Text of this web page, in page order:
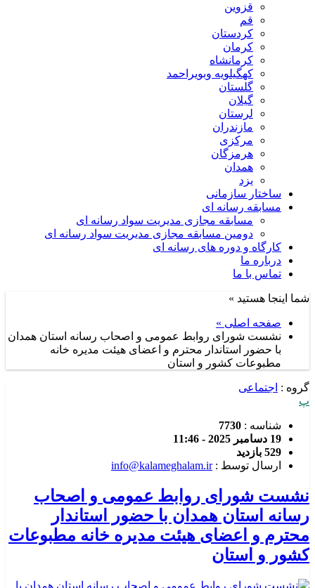
قزوین
قم
کردستان
کرمان
کرمانشاه
کهگیلویه وبویراحمد
گلستان
گیلان
لرستان
مازندران
مرکزی
هرمزگان
همدان
یزد
ساختار سازمانی
مسابقه رسانه ای
مسابقه مجازی مدیریت سواد رسانه ای
دومین مسابقه مجازی مدیریت سواد رسانه ای
کارگاه و دوره های رسانه ای
درباره ما
تماس با ما
شما اینجا هستید »
صفحه اصلی »
نشست شورای روابط عمومی و اصحاب رسانه استان همدان
با حضور استاندار محترم و اعضای هیئت مدیره خانه
مطبوعات کشور و استان
گروه : اجتماعی
پ
شناسه : 7730
19 دسامبر 2025 - 11:46
529 بازدید
ارسال توسط :info@kalameghalam.ir
نشست شورای روابط عمومی و اصحاب
رسانه استان همدان با حضور استاندار
محترم و اعضای هیئت مدیره خانه مطبوعات
کشور و استان